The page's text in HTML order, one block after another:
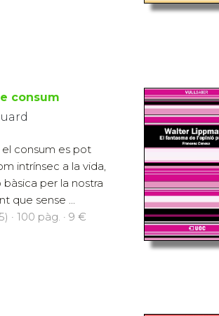
consum
el consum es pot
intrínsec a la vida,
per la nostra
que sense ...
· 100 pàg. · 9 €